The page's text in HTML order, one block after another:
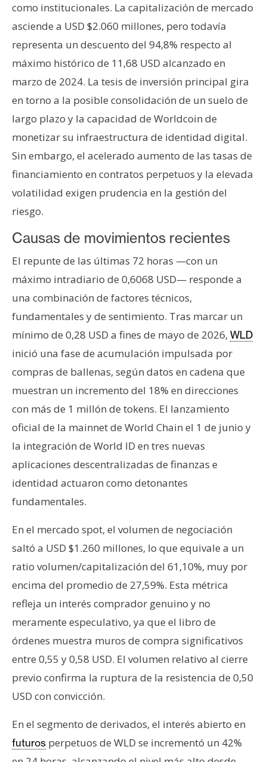
c
t
o
y
u
b
l
i
c
i
d
a
como institucionales. La capitalización de mercado
asciende a USD $2.060 millones, pero todavía
representa un descuento del 94,8% respecto al
máximo histórico de 11,68 USD alcanzado en
marzo de 2024. La tesis de inversión principal gira
en torno a la posible consolidación de un suelo de
largo plazo y la capacidad de Worldcoin de
monetizar su infraestructura de identidad digital.
Sin embargo, el acelerado aumento de las tasas de
financiamiento en contratos perpetuos y la elevada
volatilidad exigen prudencia en la gestión del
riesgo.
Causas de movimientos recientes
El repunte de las últimas 72 horas —con un
máximo intradiario de 0,6068 USD— responde a
una combinación de factores técnicos,
fundamentales y de sentimiento. Tras marcar un
mínimo de 0,28 USD a fines de mayo de 2026, WLD
inició una fase de acumulación impulsada por
compras de ballenas, según datos en cadena que
muestran un incremento del 18% en direcciones
con más de 1 millón de tokens. El lanzamiento
oficial de la mainnet de World Chain el 1 de junio y
la integración de World ID en tres nuevas
aplicaciones descentralizadas de finanzas e
identidad actuaron como detonantes
fundamentales.
En el mercado spot, el volumen de negociación
saltó a USD $1.260 millones, lo que equivale a un
ratio volumen/capitalización del 61,10%, muy por
encima del promedio de 27,59%. Esta métrica
refleja un interés comprador genuino y no
meramente especulativo, ya que el libro de
órdenes muestra muros de compra significativos
entre 0,55 y 0,58 USD. El volumen relativo al cierre
previo confirma la ruptura de la resistencia de 0,50
USD con convicción.
En el segmento de derivados, el interés abierto en
futuros perpetuos de WLD se incrementó un 42%